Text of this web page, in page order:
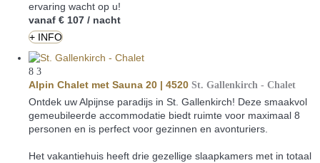
ervaring wacht op u!
vanaf € 107 / nacht
+ INFO
8 3
Alpin Chalet met Sauna 20 | 4520 St. Gallenkirch - Chalet
Ontdek uw Alpijnse paradijs in St. Gallenkirch! Deze smaakvol
gemeubileerde accommodatie biedt ruimte voor maximaal 8
personen en is perfect voor gezinnen en avonturiers.
Het vakantiehuis heeft drie gezellige slaapkamers met in totaal